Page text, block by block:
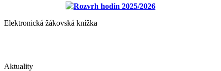
Rozvrh hodin 2025/2026
Elektronická žákovská knížka
Aktuality